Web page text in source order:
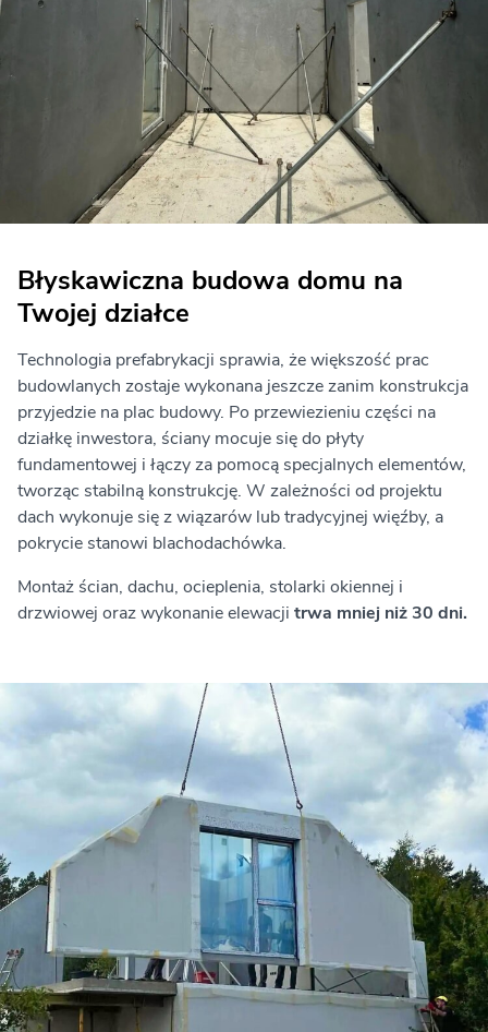
Błyskawiczna budowa domu na
Twojej działce
Technologia prefabrykacji sprawia, że większość prac
budowlanych zostaje wykonana jeszcze zanim konstrukcja
przyjedzie na plac budowy. Po przewiezieniu części na
działkę inwestora, ściany mocuje się do płyty
fundamentowej i łączy za pomocą specjalnych elementów,
tworząc stabilną konstrukcję. W zależności od projektu
dach wykonuje się z wiązarów lub tradycyjnej więźby, a
pokrycie stanowi blachodachówka.
Montaż ścian, dachu, ocieplenia, stolarki okiennej i
drzwiowej oraz wykonanie elewacji trwa mniej niż 30 dni.